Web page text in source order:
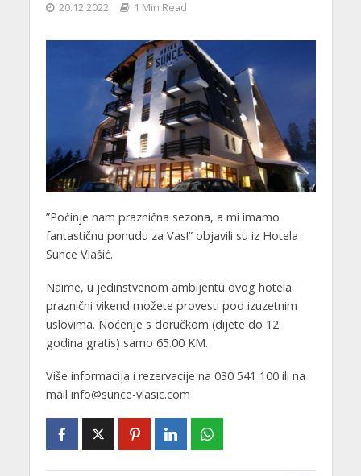
20.12.2022 1 Min Read
”Počinje nam praznična sezona, a mi imamo
fantastičnu ponudu za Vas!” objavili su iz Hotela
Sunce Vlašić.
Naime, u jedinstvenom ambijentu ovog hotela
praznični vikend možete provesti pod izuzetnim
uslovima. Noćenje s doručkom (dijete do 12
godina gratis) samo 65.00 KM.
Više informacija i rezervacije na 030 541 100 ili na
mail info@sunce-vlasic.com